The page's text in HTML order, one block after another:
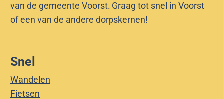
c
h
k
van de gemeente Voorst. Graag tot snel in Voorst
of een van de andere dorpskernen!
Snel
Wandelen
Fietsen